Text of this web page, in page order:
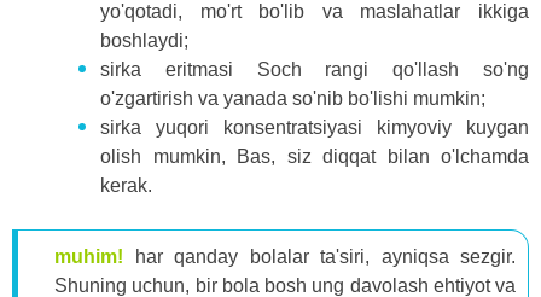
yo'qotadi, mo'rt bo'lib va ​​maslahatlar ikkiga
boshlaydi;
sirka eritmasi Soch rangi qo'llash so'ng
o'zgartirish va yanada so'nib bo'lishi mumkin;
sirka yuqori konsentratsiyasi kimyoviy kuygan
olish mumkin, Bas, siz diqqat bilan o'lchamda
kerak.
muhim! har qanday bolalar ta'siri, ayniqsa sezgir.
Shuning uchun, bir bola bosh ung davolash ehtiyot va